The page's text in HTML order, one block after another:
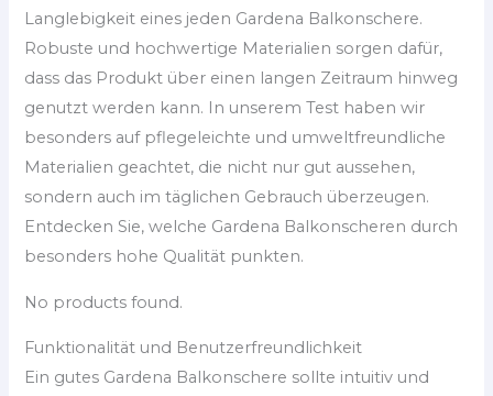
Langlebigkeit eines jeden Gardena Balkonschere.
Robuste und hochwertige Materialien sorgen dafür,
dass das Produkt über einen langen Zeitraum hinweg
genutzt werden kann. In unserem Test haben wir
besonders auf pflegeleichte und umweltfreundliche
Materialien geachtet, die nicht nur gut aussehen,
sondern auch im täglichen Gebrauch überzeugen.
Entdecken Sie, welche Gardena Balkonscheren durch
besonders hohe Qualität punkten.
No products found.
Funktionalität und Benutzerfreundlichkeit
Ein gutes Gardena Balkonschere sollte intuitiv und